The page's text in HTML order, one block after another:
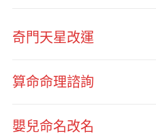
奇門天星改運
算命命理諮詢
嬰兒命名改名